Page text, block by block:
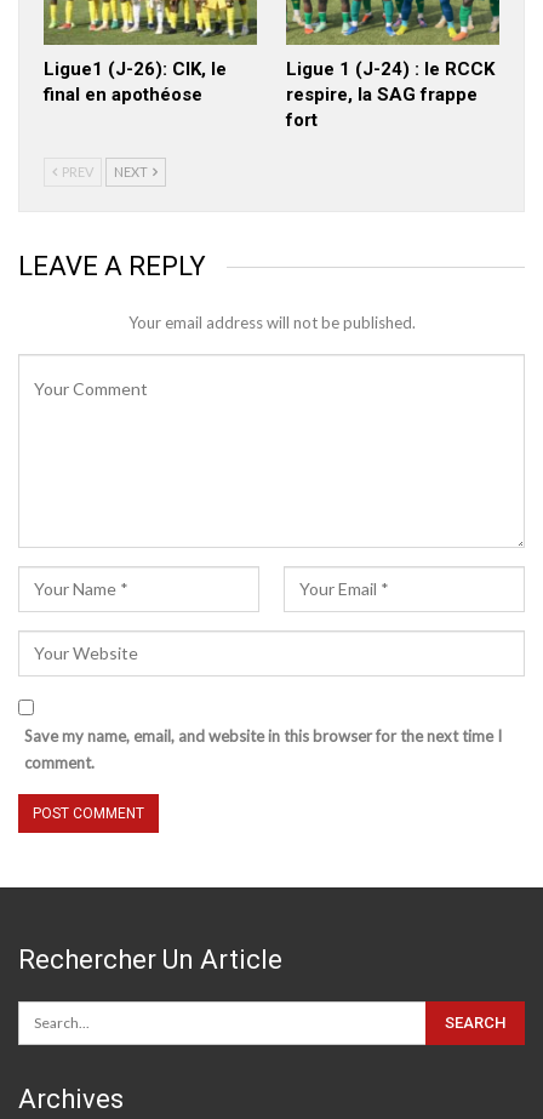
Ligue1 (J-26): CIK, le
final en apothéose
Ligue 1 (J-24) : le RCCK
respire, la SAG frappe
fort
PREV NEXT
LEAVE A REPLY
Your email address will not be published.
Save my name, email, and website in this browser for the next time I
comment.
Rechercher Un Article
Archives